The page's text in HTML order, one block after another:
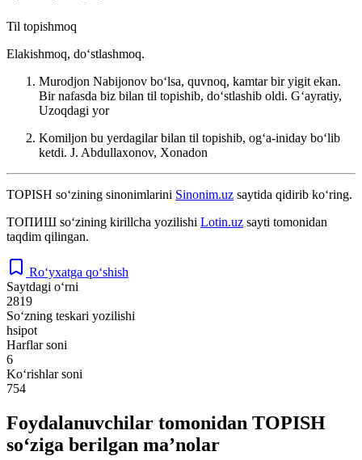
Til topishmoq
Elakishmoq, doʻstlashmoq.
Murodjon Nabijonov boʻlsa, quvnoq, kamtar bir yigit ekan.
Bir nafasda biz bilan til topishib, doʻstlashib oldi. Gʻayratiy,
Uzoqdagi yor
Komiljon bu yerdagilar bilan til topishib, ogʻa-iniday boʻlib
ketdi. J. Abdullaxonov, Xonadon
TOPISH so‘zining sinonimlarini Sinonim.uz saytida qidirib ko‘ring.
ТОПИШ so‘zining kirillcha yozilishi Lotin.uz sayti tomonidan
taqdim qilingan.
Ro‘yxatga qo‘shish
Saytdagi o‘rni
2819
So‘zning teskari yozilishi
hsipot
Harflar soni
6
Ko‘rishlar soni
754
Foydalanuvchilar tomonidan TOPISH
so‘ziga berilgan ma’nolar